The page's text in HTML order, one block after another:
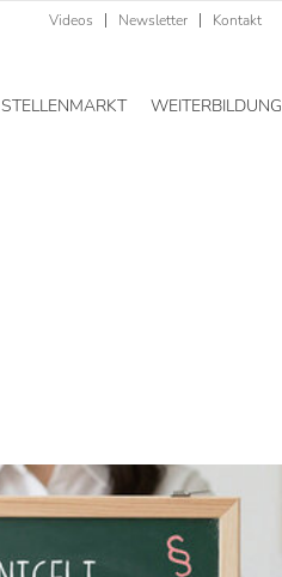
Videos Newsletter Kontakt
STELLENMARKT WEITERBILDUNG